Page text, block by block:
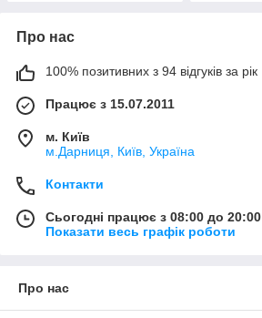
Про нас
100% позитивних з 94 відгуків за рік
Працює з 15.07.2011
м. Київ
м.Дарниця, Київ, Україна
Контакти
Сьогодні працює з 08:00 до 20:00
Показати весь графік роботи
Про нас